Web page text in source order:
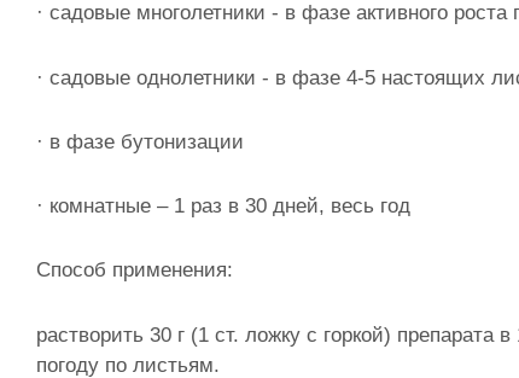
· садовые многолетники - в фазе активного роста
· садовые однолетники - в фазе 4-5 настоящих
· в фазе бутонизации
· комнатные – 1 раз в 30 дней, весь год
Способ применения:
растворить 30 г (1 ст. ложку с горкой)
погоду по листьям.